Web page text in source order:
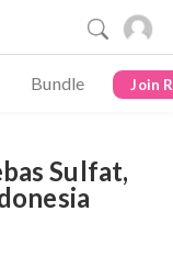
Bundle Join
Sulfat,